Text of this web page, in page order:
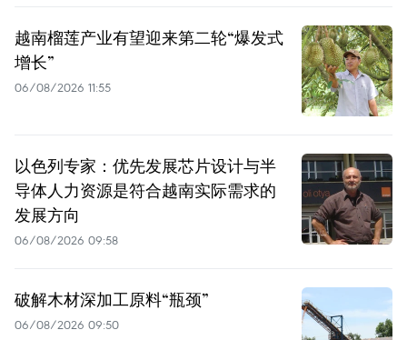
越南榴莲产业有望迎来第二轮“爆发式
增长”
06/08/2026 11:55
以色列专家：优先发展芯片设计与半
导体人力资源是符合越南实际需求的
发展方向
06/08/2026 09:58
破解木材深加工原料“瓶颈”
06/08/2026 09:50